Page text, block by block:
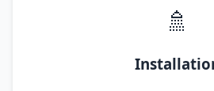
🚿